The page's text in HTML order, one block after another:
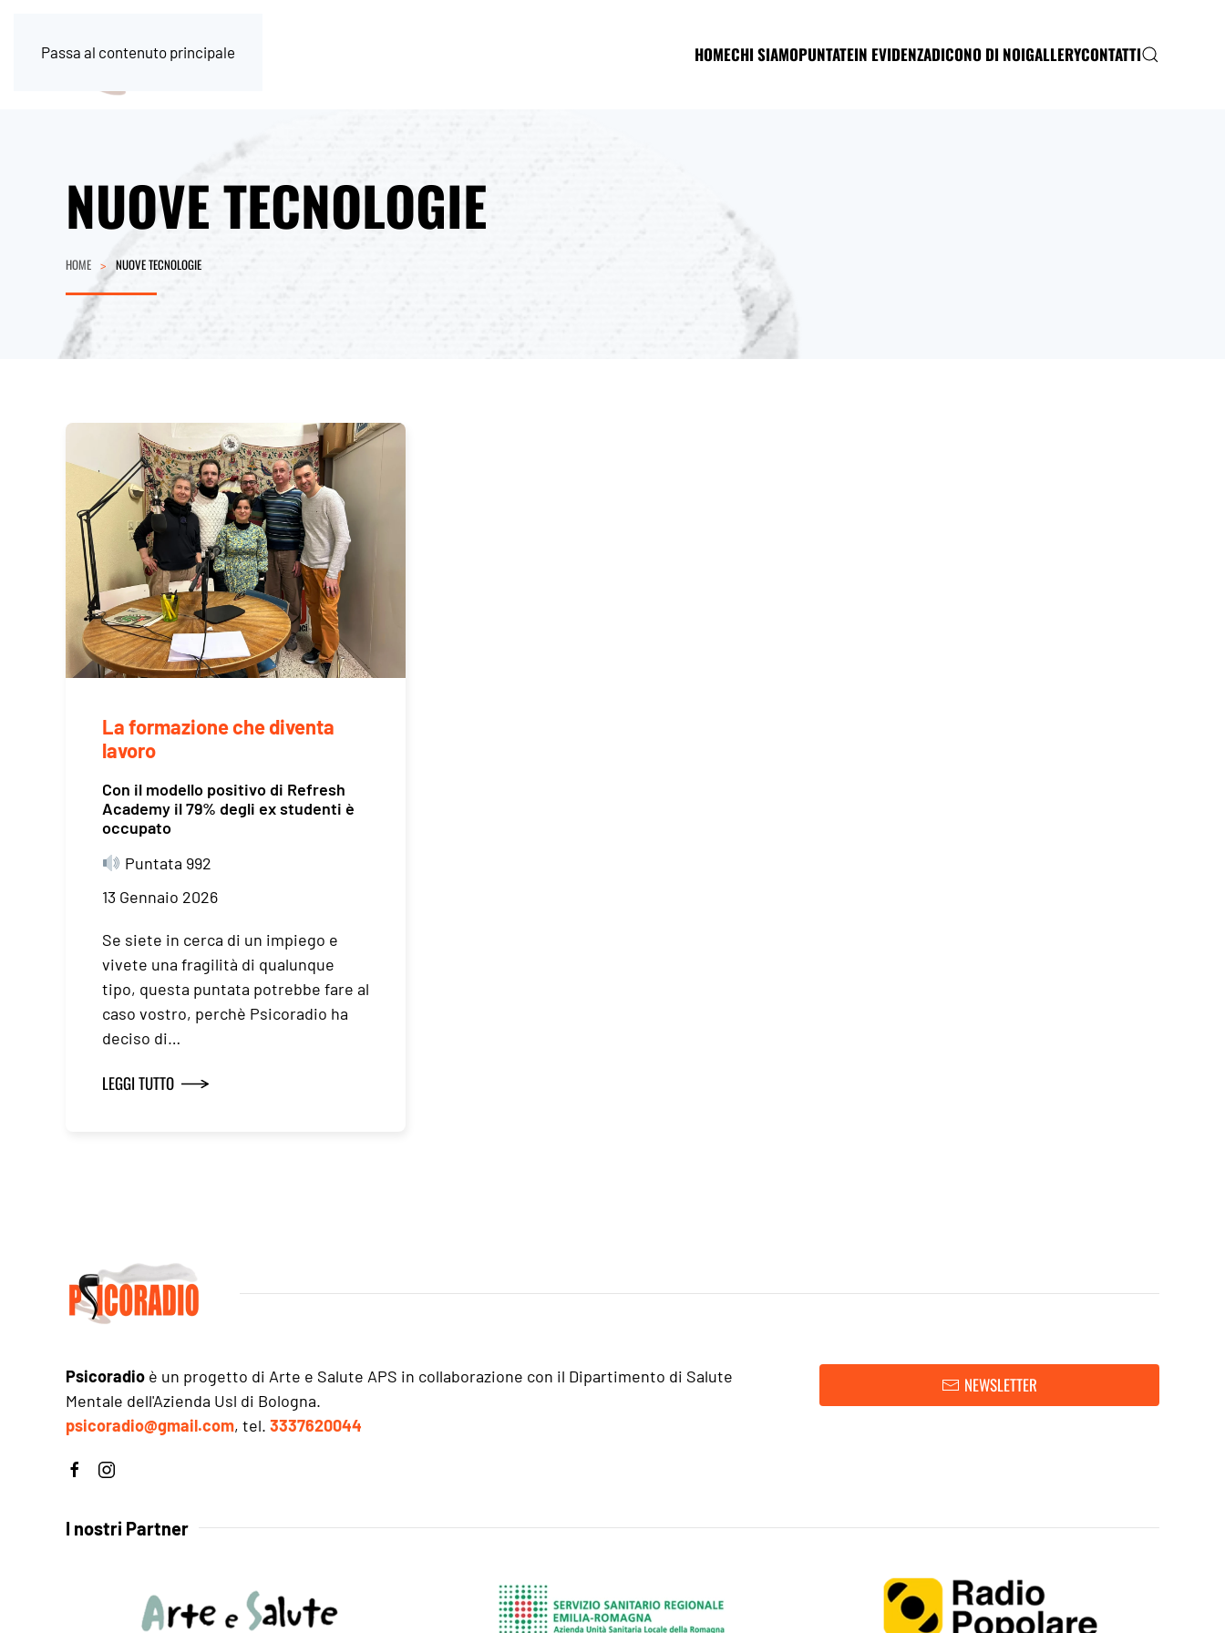
Passa al contenuto principale HOMECHI SIAMOPUNTATEIN EVIDENZADICONO DI NOIGALLERYCONTATTI
NUOVE TECNOLOGIE
HOME NUOVE TECNOLOGIE
La formazione che diventa
lavoro
Con il modello positivo di Refresh
Academy il 79% degli ex studenti è
occupato
Puntata 992
13 Gennaio 2026
Se siete in cerca di un impiego e
vivete una fragilità di qualunque
tipo, questa puntata potrebbe fare al
caso vostro, perchè Psicoradio ha
deciso di…
LEGGI TUTTO
Psicoradio è un progetto di Arte e Salute APS in collaborazione con il Dipartimento di Salute
Mentale dell'Azienda Usl di Bologna.
psicoradio@gmail.com, tel. 3337620044
NEWSLETTER
I nostri Partner